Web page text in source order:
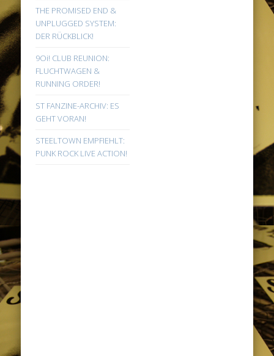
THE PROMISED END &
UNPLUGGED SYSTEM:
DER RÜCKBLICK!
9Oi! CLUB REUNION:
FLUCHTWAGEN &
RUNNING ORDER!
ST FANZINE-ARCHIV: ES
GEHT VORAN!
STEELTOWN EMPFIEHLT:
PUNK ROCK LIVE ACTION!